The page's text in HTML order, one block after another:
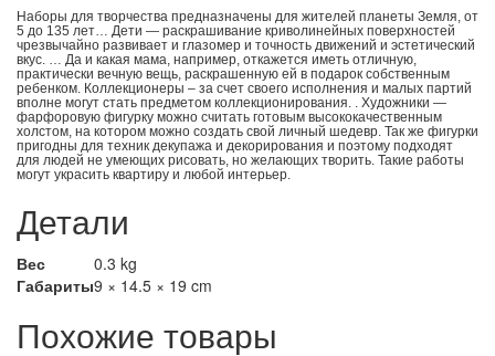
Наборы для творчества предназначены для жителей планеты Земля, от
5 до 135 лет… Дети — раскрашивание криволинейных поверхностей
чрезвычайно развивает и глазомер и точность движений и эстетический
вкус. … Да и какая мама, например, откажется иметь отличную,
практически вечную вещь, раскрашенную ей в подарок собственным
ребенком. Коллекционеры – за счет своего исполнения и малых партий
вполне могут стать предметом коллекционирования. . Художники —
фарфоровую фигурку можно считать готовым высококачественным
холстом, на котором можно создать свой личный шедевр. Так же фигурки
пригодны для техник декупажа и декорирования и поэтому подходят
для людей не умеющих рисовать, но желающих творить. Такие работы
могут украсить квартиру и любой интерьер.
Детали
Вес
0.3 kg
Габариты9 × 14.5 × 19 cm
Похожие товары